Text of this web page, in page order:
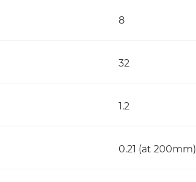
8
32
1.2
0.21 (at 200mm)